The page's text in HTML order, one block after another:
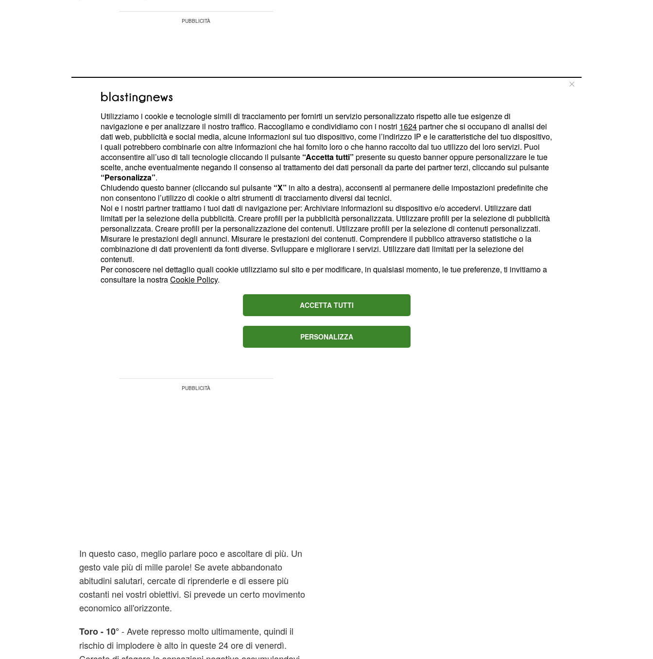
La voglia di fare nuove conoscenze e di innamorarsi sarà
elevata, con l'estate che riaccende il vostro cuore! Non
rimarrete in disparte, ma sarete l'anima della festa. In
famiglia potrebbero esserci discussioni da affrontare o
progetti da mettere in atto, come le vacanze da
programmare. Anche nella carriera qualcosa comincerà a
muoversi: alcuni Sagittario potrebbero presto traslocare o
cambiare mestiere. La serata del 12 luglio sarà speciale, ma
evitate di lasciarvi prendere dalla malinconia del passato.
- Venerdì in stile retrò, proprio come piace a
voi. Pensieri negativi potrebbero affliggervi, ma ascoltate di
più il cuore. L'empatia sarà elevata, mentre la
In questo caso, meglio parlare poco e ascoltare di più. Un
gesto vale più di mille parole! Se avete abbandonato
abitudini salutari, cercate di riprenderle e di essere più
costanti nei vostri obiettivi. Si prevede un certo movimento
economico all'orizzonte.
Toro - 10°- Avete represso molto ultimamente, quindi il
rischio di implodere è alto in queste 24 ore di venerdì.
Utilizziamo i cookie e tecnologie simili di tracciamento per fornirti un servizio personalizzato rispetto alle tue esigenze di
navigazione e per analizzare il nostro traffico. Raccogliamo e condividiamo con i nostri 1624partner che si occupano di analisi dei
dati web, pubblicità e social media, alcune informazioni sul tuo dispositivo, come l’indirizzo IP e le caratteristiche del tuo dispositivo,
i quali potrebbero combinarle con altre informazioni che hai fornito loro o che hanno raccolto dal tuo utilizzo dei loro servizi. Puoi
acconsentire all’uso di tali tecnologie cliccando il pulsante “Accetta tutti” presente su questo banner oppure personalizzare le tue
scelte, anche eventualmente negando il consenso al trattamento dei dati personali da parte dei partner terzi, cliccando sul pulsante
“Personalizza”.
Chiudendo questo banner (cliccando sul pulsante “X” in alto a destra), acconsenti al permanere delle impostazioni predefinite che
non consentono l’utilizzo di cookie o altri strumenti di tracciamento diversi dai tecnici.
Noi e i nostri partner trattiamo i tuoi dati di navigazione per: Archiviare informazioni su dispositivo e/o accedervi. Utilizzare dati
limitati per la selezione della pubblicità. Creare profili per la pubblicità personalizzata. Utilizzare profili per la selezione di pubblicità
personalizzata. Creare profili per la personalizzazione dei contenuti. Utilizzare profili per la selezione di contenuti personalizzati.
Misurare le prestazioni degli annunci. Misurare le prestazioni dei contenuti. Comprendere il pubblico attraverso statistiche o la
combinazione di dati provenienti da fonti diverse. Sviluppare e migliorare i servizi. Utilizzare dati limitati per la selezione dei
contenuti.
Per conoscere nel dettaglio quali cookie utilizziamo sul sito e per modificare, in qualsiasi momento, le tue preferenze, ti invitiamo a
consultare la nostraCookie Policy.
ACCETTA TUTTI
PERSONALIZZA